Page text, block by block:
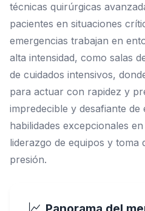
técnicas quirúrgicas
pacientes en situaciones
emergencias trabajan en
alta intensidad, como salas
de cuidados intensivos,
para actuar con rapidez y
impredecible y desafiante de
habilidades excepcionales
liderazgo de equipos y toma
presión.